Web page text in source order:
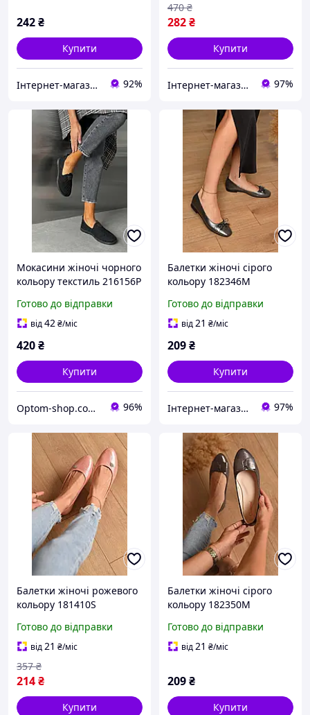
242₴
Купити
Інтернет-магазин Optom7km.net - опт та роздріб товарів Одесса, ринок 7км 92%
282₴
470 ₴
Купити
Інтернет-магазин Soloveiko.com.ua - одяг та взуття для всієї сім’ї, Україна 97%
Мокасини жіночі чорного
кольору текстиль 216156P
Готово до відправки
від42₴/міс
420₴
Купити
Optom-shop.com.ua - Оптовий інтернет-магазин: Одежа та взуття оптом, спідня білизна недорого 96%
Балетки жіночі сірого
кольору 182346M
Готово до відправки
від21 ₴/міс
209₴
Купити
Інтернет-магазин Minimalka.com - мінімальні ціни на одяг та взуття, спідню білизну та інші товари 97%
Балетки жіночі рожевого
кольору 181410S
Готово до відправки
від21 ₴/міс
214₴
357 ₴
Купити
Балетки жіночі сірого
кольору 182350M
Готово до відправки
від21 ₴/міс
209₴
Купити